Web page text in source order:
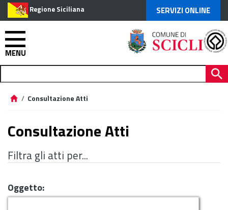
Regione Siciliana SERVIZI ONLINE
MENU
/ Consultazione Atti
Consultazione Atti
Filtra gli atti per...
Oggetto: